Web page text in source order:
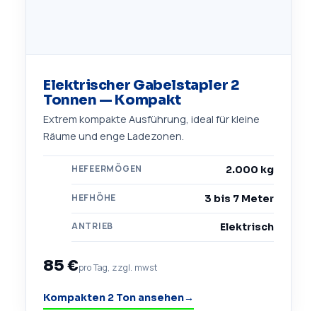
Elektrischer Gabelstapler 2
Tonnen — Kompakt
Extrem kompakte Ausführung, ideal für kleine
Räume und enge Ladezonen.
HEFEERMÖGEN 2.000 kg
HEFHÖHE 3 bis 7 Meter
ANTRIEB Elektrisch
85 €pro Tag, zzgl. mwst
Kompakten 2 Ton ansehen→